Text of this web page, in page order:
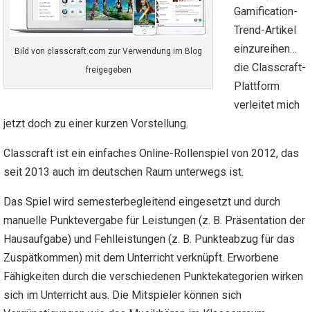
Bild von classcraft.com zur Verwendung im Blog
freigegeben
Gamification-
Trend-Artikel
einzureihen…
die Classcraft-
Plattform
verleitet mich
jetzt doch zu einer kurzen Vorstellung.
Classcraft ist ein einfaches Online-Rollenspiel von 2012, das
seit 2013 auch im deutschen Raum unterwegs ist.
Das Spiel wird semesterbegleitend eingesetzt und durch
manuelle Punktevergabe für Leistungen (z. B. Präsentation der
Hausaufgabe) und Fehlleistungen (z. B. Punkteabzug für das
Zuspätkommen) mit dem Unterricht verknüpft. Erworbene
Fähigkeiten durch die verschiedenen Punktekategorien wirken
sich im Unterricht aus. Die Mitspieler können sich